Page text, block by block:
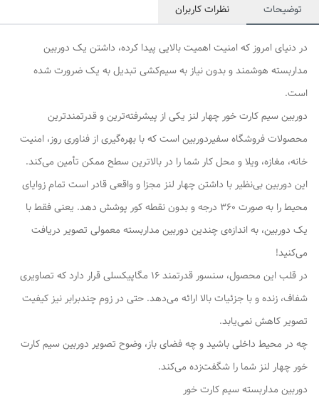
توضیحات نظرات کاربران
در دنیای امروز که امنیت اهمیت بالایی پیدا کرده، داشتن یک دوربین
مداربسته هوشمند و بدون نیاز به سیم‌کشی تبدیل به یک ضرورت شده
است.
دوربین سیم کارت خور چهار لنز یکی از پیشرفته‌ترین و قدرتمندترین
محصولات فروشگاه سفیردوربین است که با بهره‌گیری از فناوری روز، امنیت
خانه، مغازه، ویلا و محل کار شما را در بالاترین سطح ممکن تأمین می‌کند.
این دوربین بی‌نظیر با داشتن چهار لنز مجزا و واقعی قادر است تمام زوایای
محیط را به صورت 360 درجه و بدون نقطه کور پوشش دهد. یعنی فقط با
یک دوربین، به اندازه‌ی چندین دوربین مداربسته معمولی تصویر دریافت
می‌کنید!
در قلب این محصول، سنسور قدرتمند 16 مگاپیکسلی قرار دارد که تصاویری
شفاف، زنده و با جزئیات بالا ارائه می‌دهد. حتی در زوم چندبرابر نیز کیفیت
تصویر کاهش نمی‌یابد.
چه در محیط داخلی باشید و چه فضای باز، وضوح تصویر دوربین سیم کارت
خور چهار لنز شما را شگفت‌زده می‌کند.
دوربین مداربسته سیم کارت خور